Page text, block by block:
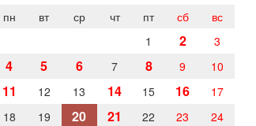
пн
вт ср чт пт сб
вс
1
2 3
4 5 6 7 8 9 10
11 12 13 14 15 16
17
18
19 20 21 22 23
24